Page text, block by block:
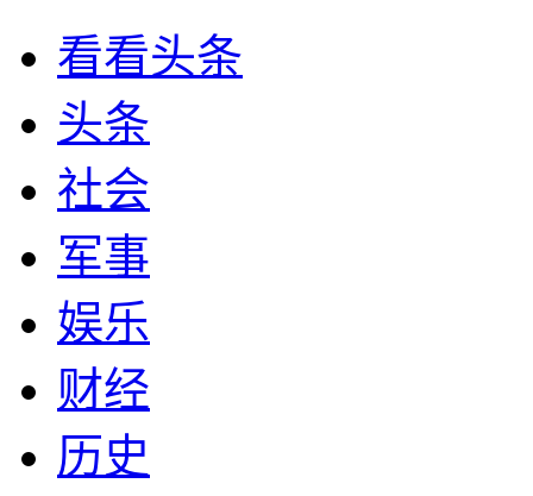
看看头条
头条
社会
军事
娱乐
财经
历史